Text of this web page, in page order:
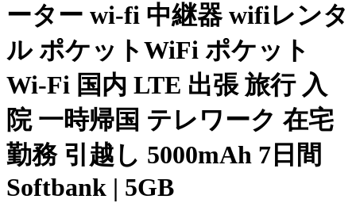
ーター wi-fi 中継器 wifiレンタ
ル ポケットWiFi ポケット
Wi-Fi 国内 LTE 出張 旅行 入
院 一時帰国 テレワーク 在宅
勤務 引越し 5000mAh 7日間
Softbank | 5GB